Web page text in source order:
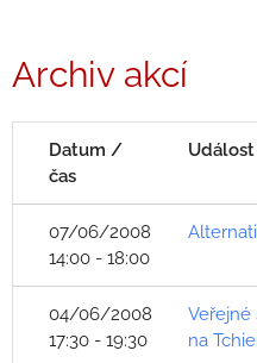
Archiv akcí
Datum /
čas
Událost
07/06/2008
14:00 - 18:00
04/06/2008
17:30 - 19:30
Veřejné
na